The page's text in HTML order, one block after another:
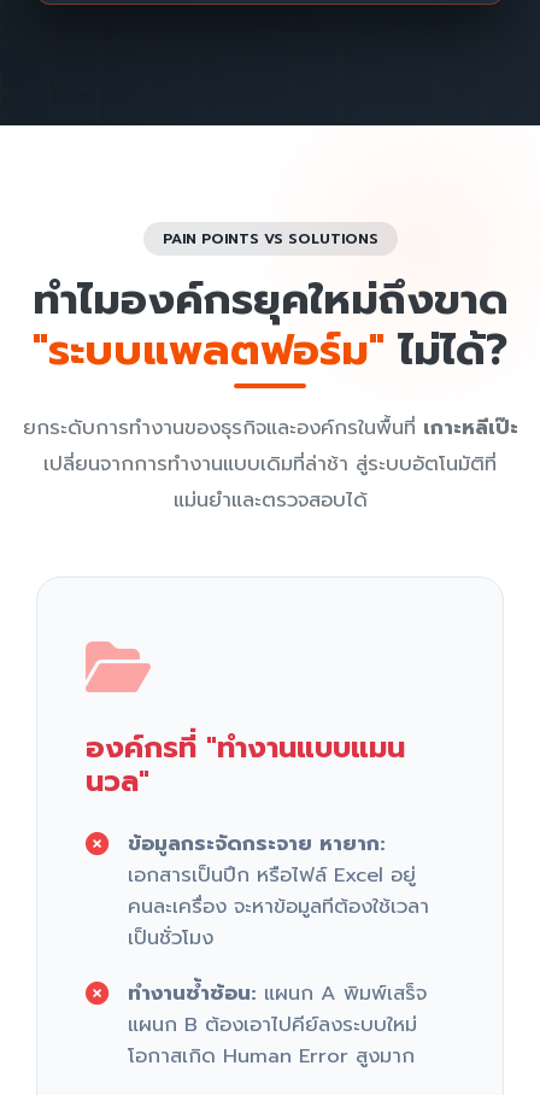
PAIN POINTS VS SOLUTIONS
ทำไมองค์กรยุคใหม่ถึงขาด
"ระบบแพลตฟอร์ม" ไม่ได้?
ยกระดับการทำงานของธุรกิจและองค์กรในพื้นที่ เกาะหลีเป๊ะ
เปลี่ยนจากการทำงานแบบเดิมที่ล่าช้า สู่ระบบอัตโนมัติที่
แม่นยำและตรวจสอบได้
องค์กรที่ "ทำงานแบบแมน
นวล"
ข้อมูลกระจัดกระจาย หายาก:
เอกสารเป็นปึก หรือไฟล์ Excel อยู่
คนละเครื่อง จะหาข้อมูลทีต้องใช้เวลา
เป็นชั่วโมง
ทำงานซ้ำซ้อน: แผนก A พิมพ์เสร็จ
แผนก B ต้องเอาไปคีย์ลงระบบใหม่
โอกาสเกิด Human Error สูงมาก